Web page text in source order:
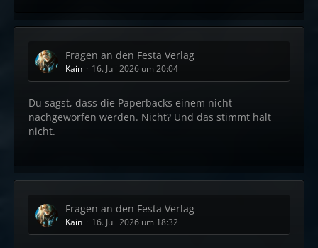
Fragen an den Festa Verlag
Kain 16. Juli 2026 um 20:04
Du sagst, dass die Paperbacks einem nicht
nachgeworfen werden. Nicht? Und das stimmt halt
nicht.
Fragen an den Festa Verlag
Kain 16. Juli 2026 um 18:32